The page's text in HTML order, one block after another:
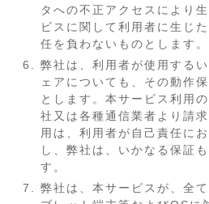
タへの不正アクセスにより
ビスに関して利用者に生じ
任を負わないものとします。
弊社は、利用者が使用する
ェアについても、その動作
とします。本サービス利用
社又は各種通信業者より請
用は、利用者が自己責任に
し、弊社は、いかなる保証
す。
弊社は、本サービスが、全